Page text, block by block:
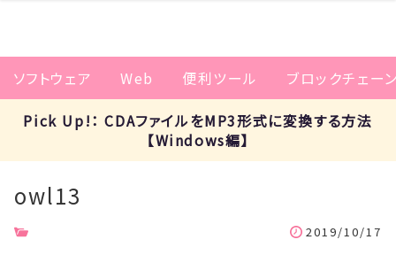
ソフトウェア Web 便利ツール
ブロックチェー
Pick Up!： CDAファイルをMP3形式に変換する方法
【Windows編】
owl13
2019/10/17